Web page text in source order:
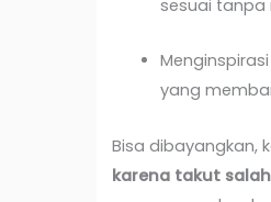
sesuai tanpa
yang
Bisa dibayangkan,
karena takut salah